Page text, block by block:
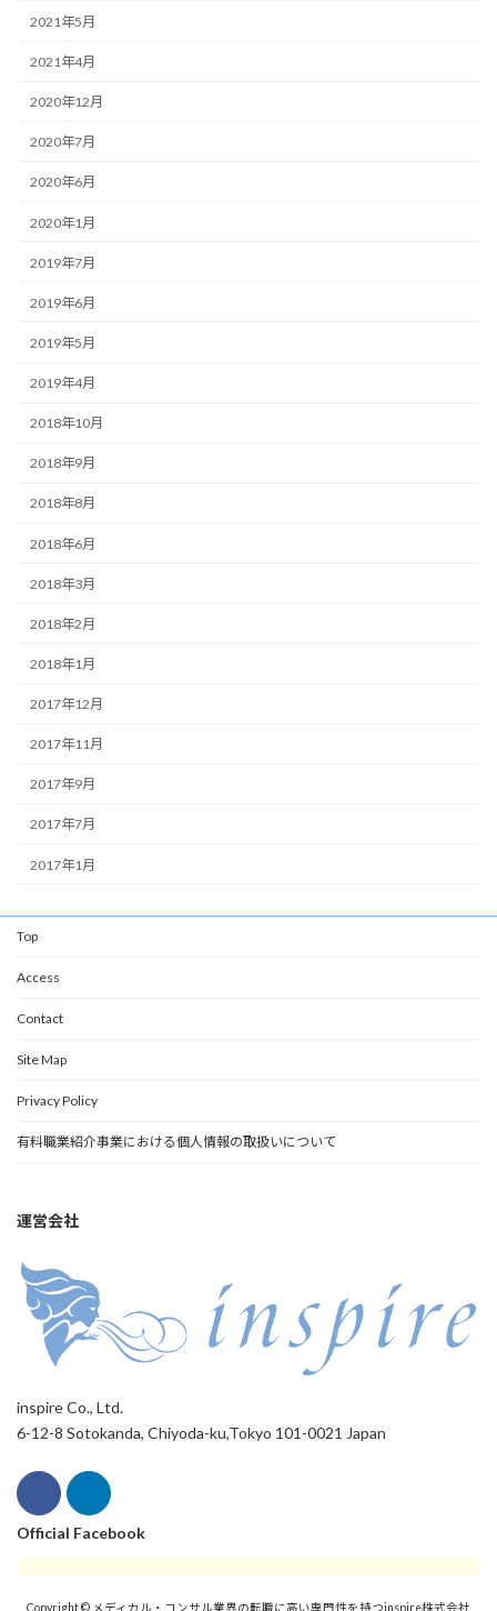
2021年5月
2021年4月
2020年12月
2020年7月
2020年6月
2020年1月
2019年7月
2019年6月
2019年5月
2019年4月
2018年10月
2018年9月
2018年8月
2018年6月
2018年3月
2018年2月
2018年1月
2017年12月
2017年11月
2017年9月
2017年7月
2017年1月
Top
Access
Contact
Site Map
Privacy Policy
有料職業紹介事業における個人情報の取扱いについて
運営会社
inspire Co., Ltd.
6-12-8 Sotokanda, Chiyoda-ku,Tokyo 101-0021 Japan
Official Facebook
Copyright © メディカル・コンサル業界の転職に高い専門性を持つinspire株式会社